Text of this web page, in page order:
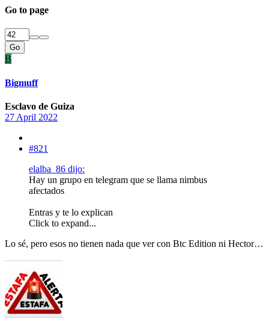
Go to page
Go
B
Bigmuff
Esclavo de Guiza
27 April 2022
#821
elalba_86 dijo:
Hay un grupo en telegram que se llama nimbus
afectados
Entras y te lo explican
Click to expand...
Lo sé, pero esos no tienen nada que ver con Btc Edition ni Hector…